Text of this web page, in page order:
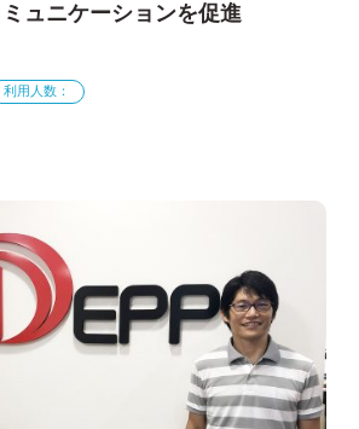
ュニケーションを促進
利用人数：